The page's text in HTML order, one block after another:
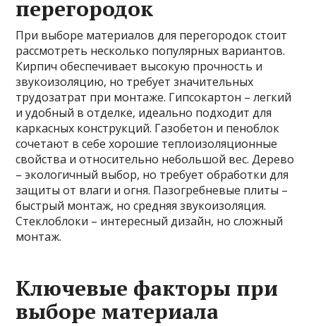
перегородок
При выборе материалов для перегородок стоит
рассмотреть несколько популярных вариантов.
Кирпич обеспечивает высокую прочность и
звукоизоляцию, но требует значительных
трудозатрат при монтаже. Гипсокартон – легкий
и удобный в отделке, идеально подходит для
каркасных конструкций. Газобетон и пеноблок
сочетают в себе хорошие теплоизоляционные
свойства и относительно небольшой вес. Дерево
– экологичный выбор, но требует обработки для
защиты от влаги и огня. Пазогребневые плиты –
быстрый монтаж, но средняя звукоизоляция.
Стеклоблоки – интересный дизайн, но сложный
монтаж.
Ключевые факторы при
выборе материала